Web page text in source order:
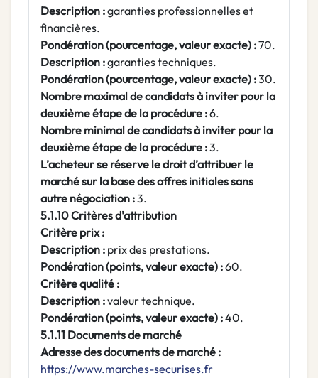
Description :garanties professionnelles et
financières.
Pondération (pourcentage, valeur exacte) :70.
Description :garanties techniques.
Pondération (pourcentage, valeur exacte) :30.
Nombre maximal de candidats à inviter pour la
deuxième étape de la procédure :6.
Nombre minimal de candidats à inviter pour la
deuxième étape de la procédure :3.
L’acheteur se réserve le droit d’attribuer le
marché sur la base des offres initiales sans
autre négociation :3.
5.1.10 Critères d'attribution
Critère prix :
Description : prix des prestations.
Pondération (points, valeur exacte) :60.
Critère qualité :
Description :valeur technique.
Pondération (points, valeur exacte) :40.
5.1.11 Documents de marché
Adresse des documents de marché :
https://www.marches-securises.fr